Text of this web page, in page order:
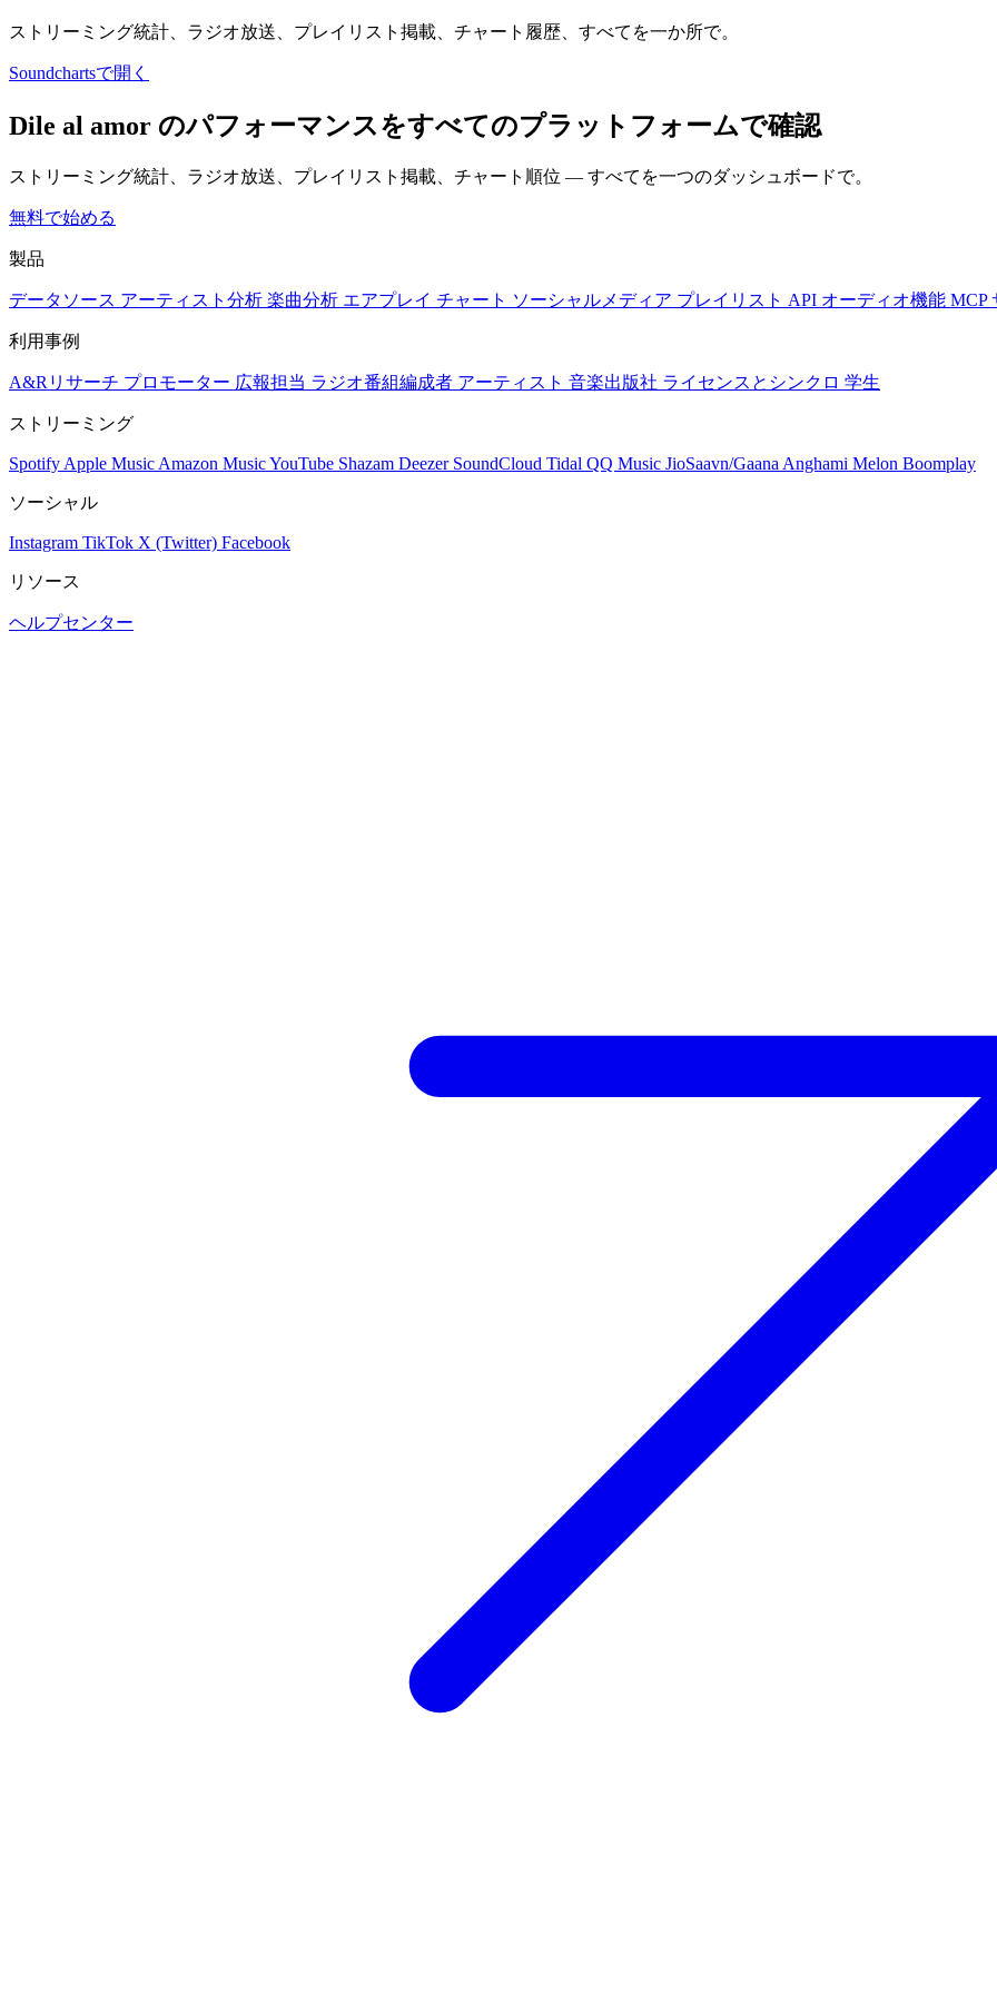
ストリーミング統計、ラジオ放送、プレイリスト掲載、チャート履歴、すべてを一か所で。
Soundchartsで開く
Dile al amor のパフォーマンスをすべてのプラットフォームで確認
ストリーミング統計、ラジオ放送、プレイリスト掲載、チャート順位 — すべてを一つのダッシュボードで。
無料で始める
製品
データソース アーティスト分析 楽曲分析 エアプレイ チャート ソーシャルメディア プレイリスト API オーディオ機能 MCP
利用事例
A&Rリサーチ プロモーター 広報担当 ラジオ番組編成者 アーティスト 音楽出版社 ライセンスとシンクロ 学生
ストリーミング
Spotify Apple Music Amazon MusicYouTube Shazam Deezer SoundCloud Tidal QQ Music JioSaavn/Gaana Anghami Melon Boomplay
ソーシャル
Instagram TikTok X (Twitter) Facebook
リソース
ヘルプセンター